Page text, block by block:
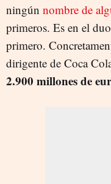
ningún nombre de
primeros. Es en el
primero.
dirigente de Coca
2.900 millones de